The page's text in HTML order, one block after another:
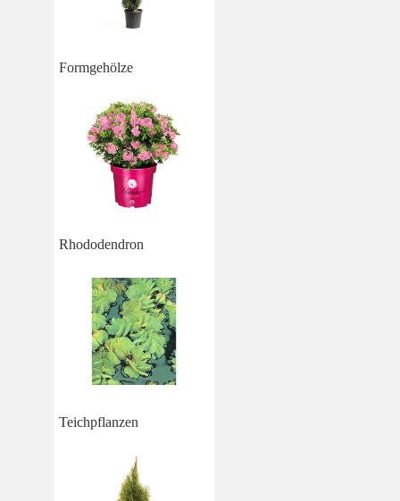
Formgehölze
Rhododendron
Teichpflanzen